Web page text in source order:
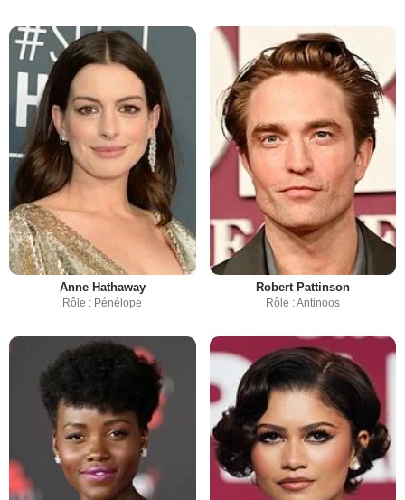
Anne Hathaway
Rôle : Pénélope
Robert Pattinson
Rôle : Antinoos